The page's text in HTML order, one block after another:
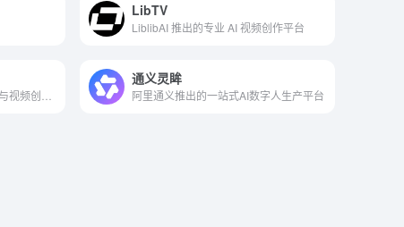
LibTV
LiblibAI 推出的专业 AI 视频创作平台
通义灵眸
阿里通义推出的一站式AI数字人生产平台